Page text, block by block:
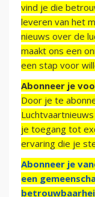
vind je die
leveren van het
nieuws over de
maakt ons een
een stap voor
Abonneer je
Door je te
je toegang tot
ervaring die je
Abonneer je
een